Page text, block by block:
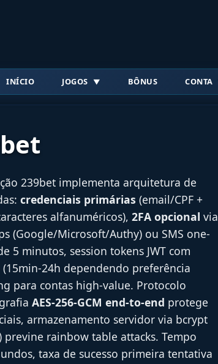
INÍCIO JOGOS BÔNUS CONTA
239bet implementa arquitetura de
credenciais primárias (email/CPF +
alfanuméricos), 2FA opcional via
(Google/Microsoft/Authy) ou SMS one-
5 minutos, session tokens JWT com
24h dependendo preferência
para contas high-value. Protocolo
AES-256-GCM end-to-end protege
armazenamento servidor via bcrypt
previne rainbow table attacks. Tempo
taxa de sucesso primeira tentativa